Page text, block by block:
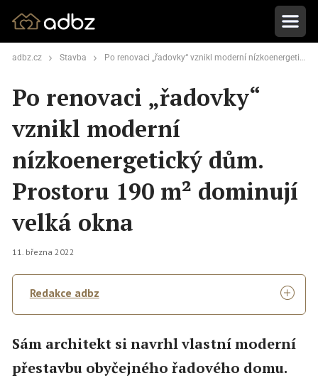
adbz.cz Stavba Po renovaci „řadovky“ vznikl moderní nízkoenergetický dům. Prostoru 190 m² dominují velká okna
Po renovaci „řadovky“
vznikl moderní
nízkoenergetický dům.
Prostoru 190 m² dominují
velká okna
11. března 2022
Redakce adbz
Sám architekt si navrhl vlastní moderní
přestavbu obyčejného řadového domu.